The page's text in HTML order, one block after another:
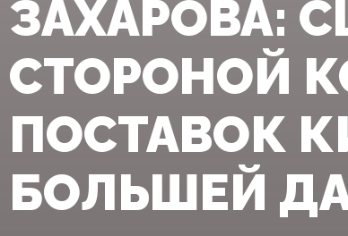
ЗАХАРОВА:
СТОРОНОЙ
ПОСТАВОК
БОЛЬШЕЙ